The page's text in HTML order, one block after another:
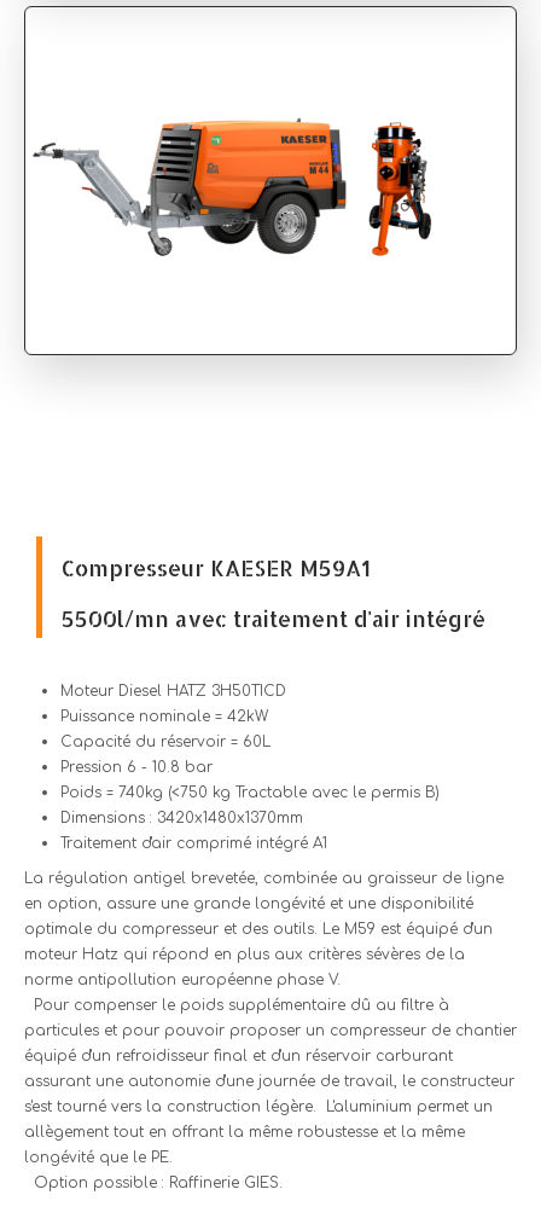
Compresseur KAESER M59A1
5500l/mn avec traitement d'air intégré
Moteur Diesel HATZ 3H50TICD
Puissance nominale = 42kW
Capacité du réservoir = 60L
Pression 6 - 10.8 bar
Poids = 740kg (<750 kg Tractable avec le permis B)
Dimensions : 3420x1480x1370mm
Traitement d'air comprimé intégré A1
La régulation antigel brevetée, combinée au graisseur de ligne
en option, assure une grande longévité et une disponibilité
optimale du compresseur et des outils. Le M59 est équipé d'un
moteur Hatz qui répond en plus aux critères sévères de la
norme antipollution européenne phase V.
Pour compenser le poids supplémentaire dû au filtre à
particules et pour pouvoir proposer un compresseur de chantier
équipé d'un refroidisseur final et d'un réservoir carburant
assurant une autonomie d'une journée de travail, le constructeur
s'est tourné vers la construction légère. L'aluminium permet un
allègement tout en offrant la même robustesse et la même
longévité que le PE.
Option possible : Raffinerie GIES.